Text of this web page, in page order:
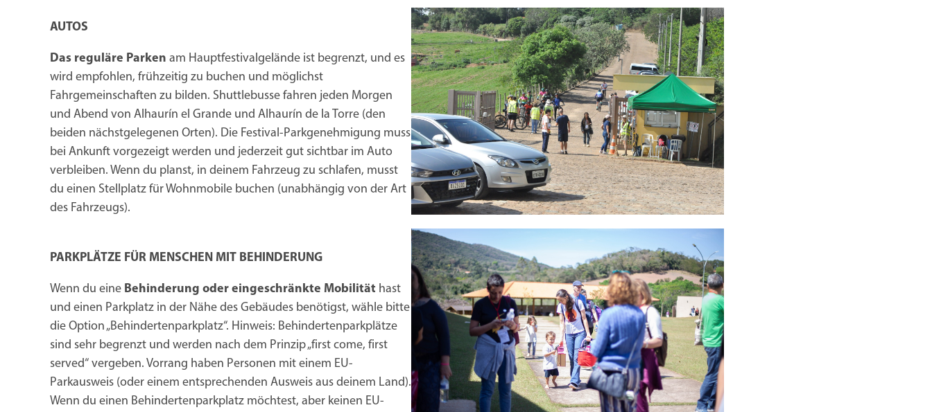
AUTOS
Das reguläre Parken am Hauptfestivalgelände ist begrenzt, und es
wird empfohlen, frühzeitig zu buchen und möglichst
Fahrgemeinschaften zu bilden. Shuttlebusse fahren jeden Morgen
und Abend von Alhaurín el Grande und Alhaurín de la Torre (den
beiden nächstgelegenen Orten). Die Festival-Parkgenehmigung muss
bei Ankunft vorgezeigt werden und jederzeit gut sichtbar im Auto
verbleiben. Wenn du planst, in deinem Fahrzeug zu schlafen, musst
du einen Stellplatz für Wohnmobile buchen (unabhängig von der Art
des Fahrzeugs).
PARKPLÄTZE FÜR MENSCHEN MIT BEHINDERUNG
Wenn du eine Behinderung oder eingeschränkte Mobilität hast
und einen Parkplatz in der Nähe des Gebäudes benötigst, wähle bitte
die Option „Behindertenparkplatz“. Hinweis: Behindertenparkplätze
sind sehr begrenzt und werden nach dem Prinzip „first come, first
served“ vergeben. Vorrang haben Personen mit einem EU-
Parkausweis (oder einem entsprechenden Ausweis aus deinem Land).
Wenn du einen Behindertenparkplatz möchtest, aber keinen EU-